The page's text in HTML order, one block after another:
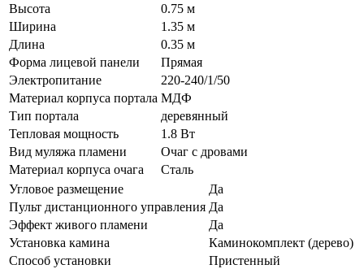
Высота
0.75 м
Ширина
1.35 м
Длина
0.35 м
Форма лицевой панели
Прямая
Электропитание
220-240/1/50
Материал корпуса портала МДФ
Тип портала
деревянный
Тепловая мощность
1.8 Вт
Вид муляжа пламени
Очаг с дровами
Материал корпуса очага
Сталь
Угловое размещение
Да
Пульт дистанционного управления Да
Эффект живого пламени
Да
Установка камина
Каминокомплект (дерево)
Способ установки
Пристенный